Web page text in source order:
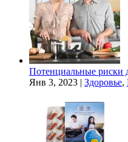
Потенциальные риски
Янв 3, 2023 | Здоровье,